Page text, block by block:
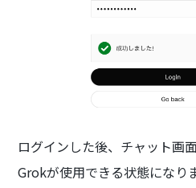
ログインした後、チャット画
Grokが使用できる状態になり